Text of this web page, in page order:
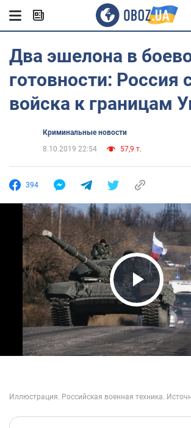
Два эшелона в
готовности: Россия
войска к границам
Криминальные новости
8.10.2019 22:54
57,9 т.
394
Play